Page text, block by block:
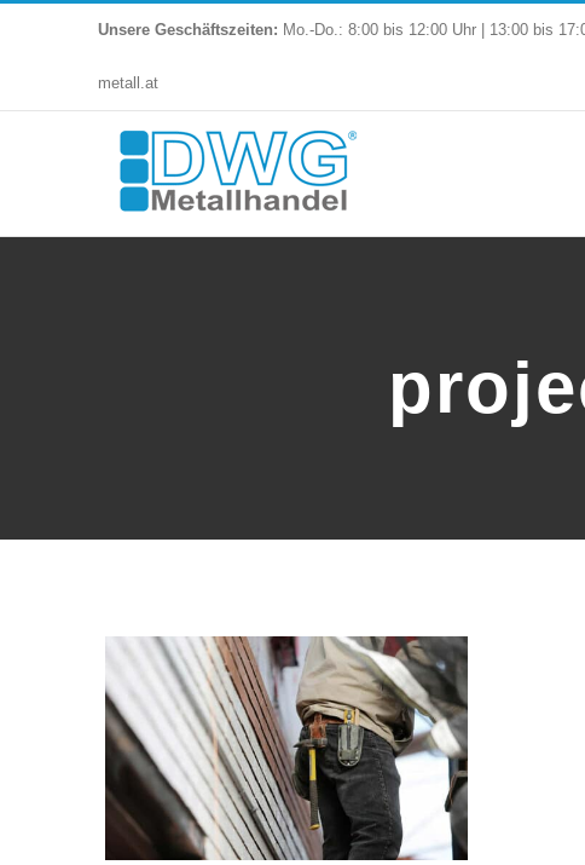
Unsere Geschäftszeiten: Mo.-Do.: 8:00 bis 12:00 Uhr | 13:00 bis
metall.at